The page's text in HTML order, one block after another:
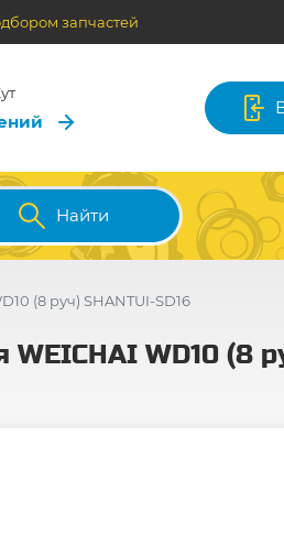
запчастей
Найти
(8 руч) SHANTUI-SD16
WD10 (8